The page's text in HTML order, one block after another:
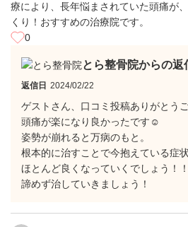
療により、長年悩まされていた頭痛が
くり！おすすめの治療院です。
0
とら整骨院からの返
返信日 2024/02/22
ゲストさん、口コミ投稿ありがとう
頭痛が楽になり良かったです☺
姿勢が崩れると万病のもと。
根本的に治すことで今抱えている症
ほとんど良くなっていくでしょう！！
諦めず治していきましょう！